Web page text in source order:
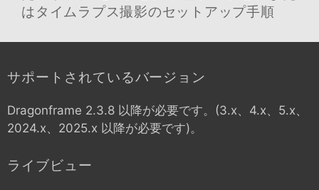
はタイムラプス撮影のセットアップ手順
サポートされているバージョン
Dragonframe 2.3.8 以降が必要です。(3.x、4.x、5.x、
2024.x、2025.x 以降が必要です)。
ライブビュー